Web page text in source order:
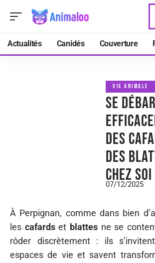
Actualités Canidés Couverture
VIE ANIMALE
Se
des
des
chez soi
07/12/2025
À Perpignan, comme dans bien
les cafardset blattesne se
rôder discrètement : ils
espaces de vie et savent